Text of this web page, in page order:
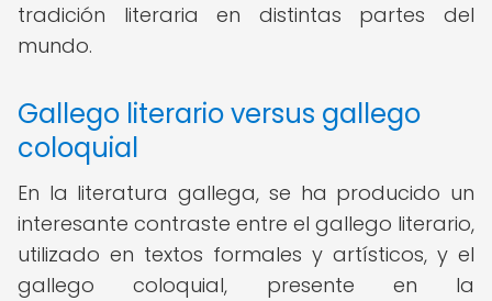
tradición literaria en distintas partes del
mundo.
Gallego literario versus gallego
coloquial
En la literatura gallega, se ha producido un
interesante contraste entre el gallego literario,
utilizado en textos formales y artísticos, y el
gallego coloquial, presente en la